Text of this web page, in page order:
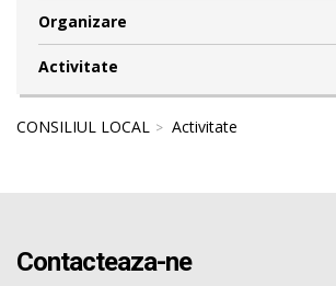
Organizare
Activitate
CONSILIUL LOCAL Activitate
Contacteaza-ne